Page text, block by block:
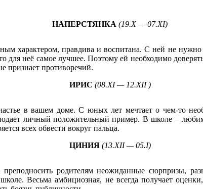
НАПЕРСТЯНКА (19.X — 07.XI)
характером, правдива и воспитана. С ней не
для неё самое лучшее. Поэтому ей необходимо
признает противоречий.
ИРИС (08.XI — 12.XII )
в вашем доме. С юных лет мечтает о чем-то
личный положительный пример. В школе –
всех обвести вокруг пальца.
ЦИНИЯ (13.XII — 05.I)
родителям неожиданные сюрпризы,
Весьма амбициозная, не всегда получает